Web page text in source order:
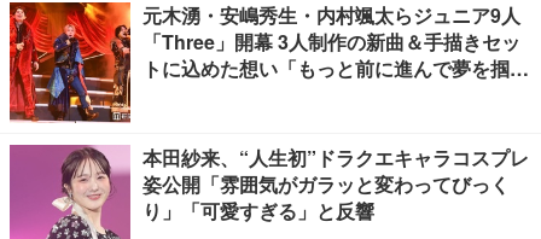
元木湧・安嶋秀生・内村颯太らジュニア9人
「Three」開幕 3人制作の新曲＆手描きセッ
トに込めた想い「もっと前に進んで夢を掴み
本田紗来、“人生初”ドラクエキャラコスプレ
姿公開「雰囲気がガラッと変わってびっく
り」「可愛すぎる」と反響